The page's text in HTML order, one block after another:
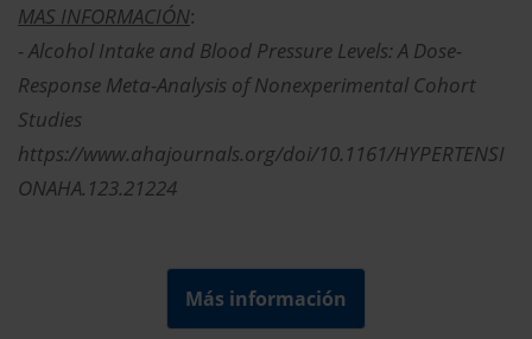
MAS INFORMACIÓN:
- Alcohol Intake and Blood Pressure Levels: A Dose-
Response Meta-Analysis of Nonexperimental Cohort
Studies
https://www.ahajournals.org/doi/10.1161/HYPERTENSI
ONAHA.123.21224
Más información